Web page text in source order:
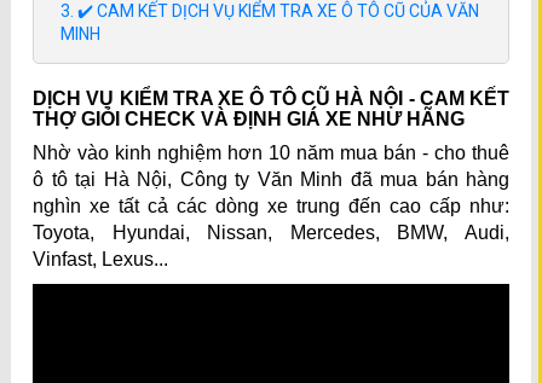
✔️ CAM KẾT DỊCH VỤ KIỂM TRA XE Ô TÔ CŨ CỦA VĂN
MINH
DỊCH VỤ KIỂM TRA XE Ô TÔ CŨ HÀ NỘI - CAM KẾT
THỢ GIỎI CHECK VÀ ĐỊNH GIÁ XE NHƯ HÃNG
Nhờ vào kinh nghiệm hơn 10 năm mua bán - cho thuê
ô tô tại Hà Nội, Công ty Văn Minh đã mua bán hàng
nghìn xe tất cả các dòng xe trung đến cao cấp như:
Toyota, Hyundai, Nissan, Mercedes, BMW, Audi,
Vinfast, Lexus...